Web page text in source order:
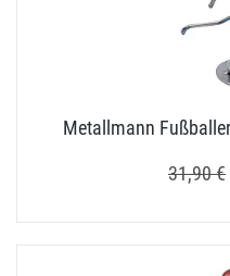
Metallmann
31,90 €